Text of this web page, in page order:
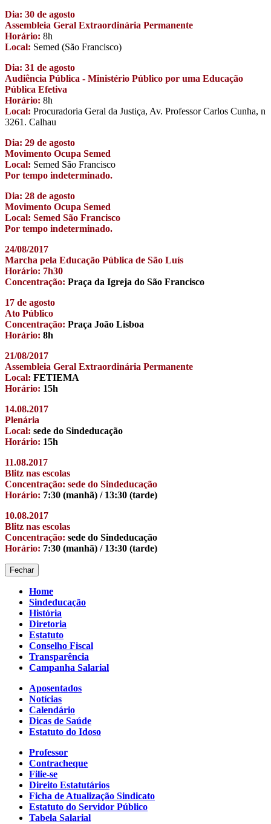
Dia: 30 de agosto
Assembleia Geral Extraordinária Permanente
Horário: 8h
Local: Semed (São Francisco)
Dia: 31 de agosto
Audiência Pública - Ministério Público por uma Educação
Pública Efetiva
Horário: 8h
Local: Procuradoria Geral da Justiça, Av. Professor Carlos Cunha, n
3261. Calhau
Dia: 29 de agosto
Movimento Ocupa Semed
Local: Semed São Francisco
Por tempo indeterminado.
Dia: 28 de agosto
Movimento Ocupa Semed
Local: Semed São Francisco
Por tempo indeterminado.
24/08/2017
Marcha pela Educação Pública de São Luís
Horário: 7h30
Concentração: Praça da Igreja do São Francisco
17 de agosto
Ato Público
Concentração: Praça João Lisboa
Horário: 8h
21/08/2017
Assembleia Geral Extraordinária Permanente
Local: FETIEMA
Horário: 15h
14.08.2017
Plenária
Local: sede do Sindeducação
Horário: 15h
11.08.2017
Blitz nas escolas
Concentração: sede do Sindeducação
Horário: 7:30 (manhã) / 13:30 (tarde)
10.08.2017
Blitz nas escolas
Concentração: sede do Sindeducação
Horário: 7:30 (manhã) / 13:30 (tarde)
Fechar
Home
Sindeducação
História
Diretoria
Estatuto
Conselho Fiscal
Transparência
Campanha Salarial
Aposentados
Notícias
Calendário
Dicas de Saúde
Estatuto do Idoso
Professor
Contracheque
Filie-se
Direito Estatutários
Ficha de Atualização Sindicato
Estatuto do Servidor Público
Tabela Salarial